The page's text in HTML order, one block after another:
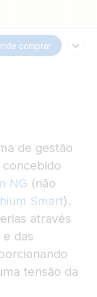
comprar
de gestão
NG (não
Smart).
através
das
tensão da